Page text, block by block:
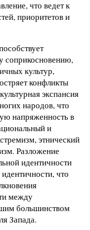
что ведет к
приоритетов и
соприкосновению,
культур,
конфликты
экспансия
народов, что
напряженность в
и
этнический
Разложение
идентичности
что
между
большинством
Запада.